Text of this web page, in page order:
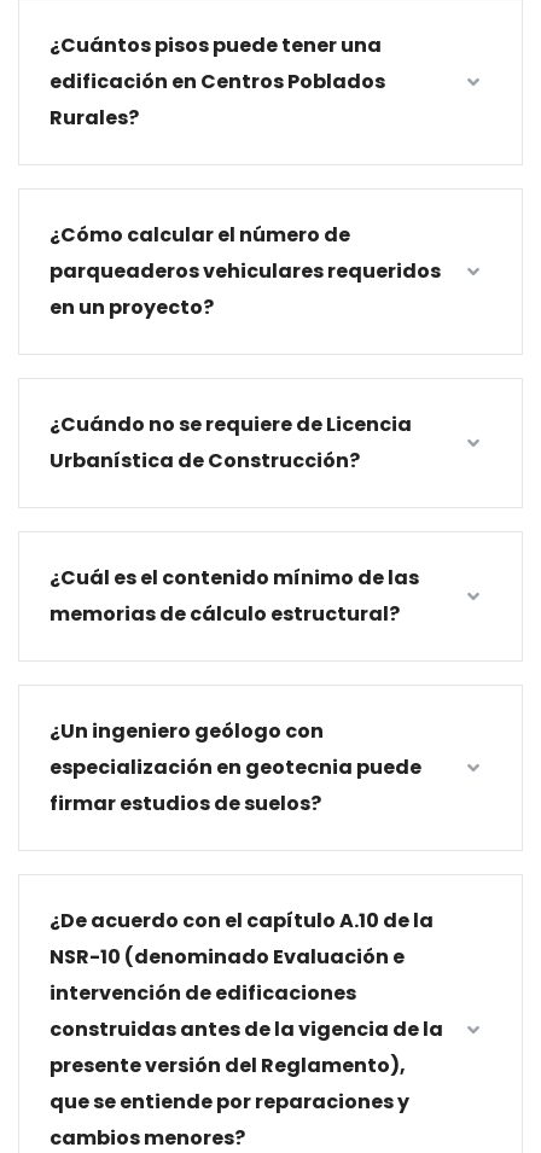
¿Cuántos pisos puede tener una
edificación en Centros Poblados
Rurales?
¿Cómo calcular el número de
parqueaderos vehiculares requeridos
en un proyecto?
¿Cuándo no se requiere de Licencia
Urbanística de Construcción?
¿Cuál es el contenido mínimo de las
memorias de cálculo estructural?
¿Un ingeniero geólogo con
especialización en geotecnia puede
firmar estudios de suelos?
¿De acuerdo con el capítulo A.10 de la
NSR-10 (denominado Evaluación e
intervención de edificaciones
construidas antes de la vigencia de la
presente versión del Reglamento),
que se entiende por reparaciones y
cambios menores?